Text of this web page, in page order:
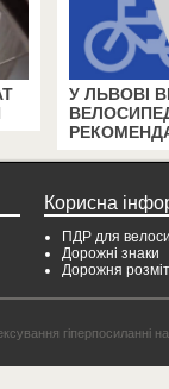
У ЛЬВОВІ
Корисна
ПДР для
Дорожні знаки
Дорожня
гіперпосиланні